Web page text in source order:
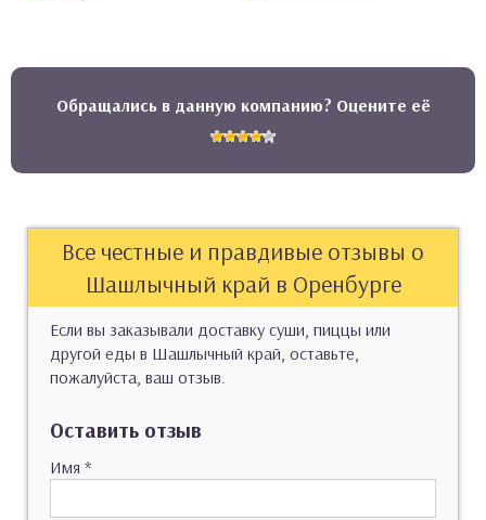
Обращались в данную компанию? Оцените её
Все честные и правдивые отзывы о
Шашлычный край в Оренбурге
Если вы заказывали доставку суши, пиццы или
другой еды в Шашлычный край, оставьте,
пожалуйста, ваш отзыв.
Оставить отзыв
Имя *